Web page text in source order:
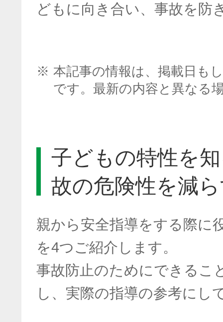
どもに向き合い、事故を防
※ 本記事の情報は、掲載日も
です。最新の内容と異なる
子どもの特性を
故の危険性を減
親から安全指導をする際に
を4つご紹介します。
事故防止のためにできるこ
し、実際の指導の参考にし